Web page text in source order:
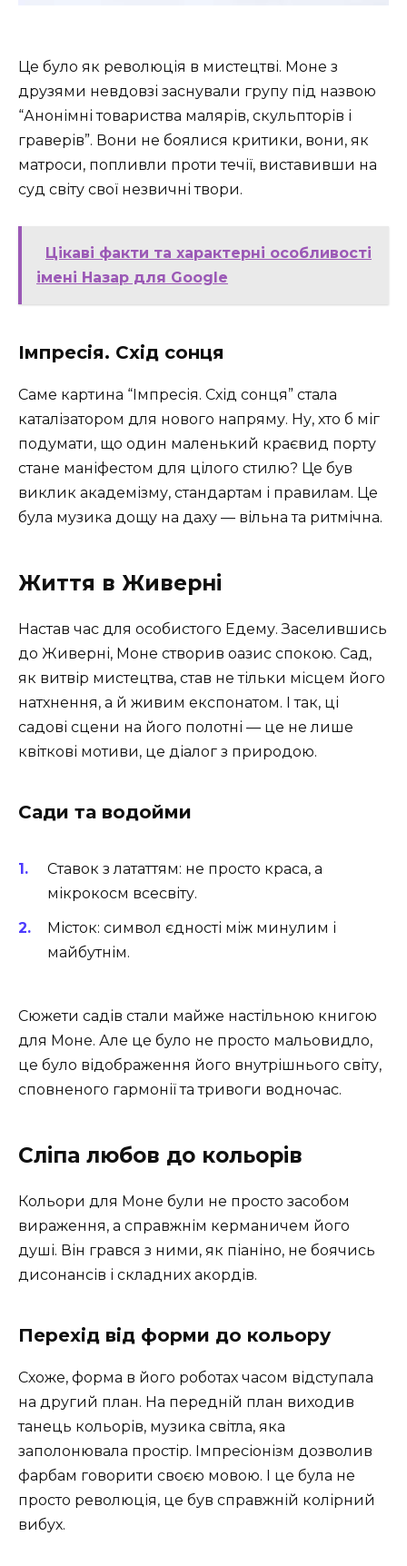
Це було як революція в мистецтві. Моне з
друзями невдовзі заснували групу під назвою
“Анонімні товариства малярів, скульпторів і
граверів”. Вони не боялися критики, вони, як
матроси, попливли проти течії, виставивши на
суд світу свої незвичні твори.
Цікаві факти та характерні особливості
імені Назар для Google
Імпресія. Схід сонця
Саме картина “Імпресія. Схід сонця” стала
каталізатором для нового напряму. Ну, хто б міг
подумати, що один маленький краєвид порту
стане маніфестом для цілого стилю? Це був
виклик академізму, стандартам і правилам. Це
була музика дощу на даху — вільна та ритмічна.
Життя в Живерні
Настав час для особистого Едему. Заселившись
до Живерні, Моне створив оазис спокою. Сад,
як витвір мистецтва, став не тільки місцем його
натхнення, а й живим експонатом. І так, ці
садові сцени на його полотні — це не лише
квіткові мотиви, це діалог з природою.
Сади та водойми
Ставок з лататтям: не просто краса, а
мікрокосм всесвіту.
Місток: символ єдності між минулим і
майбутнім.
Сюжети садів стали майже настільною книгою
для Моне. Але це було не просто мальовидло,
це було відображення його внутрішнього світу,
сповненого гармонії та тривоги водночас.
Сліпа любов до кольорів
Кольори для Моне були не просто засобом
вираження, а справжнім керманичем його
душі. Він грався з ними, як піаніно, не боячись
дисонансів і складних акордів.
Перехід від форми до кольору
Схоже, форма в його роботах часом відступала
на другий план. На передній план виходив
танець кольорів, музика світла, яка
заполонювала простір. Імпресіонізм дозволив
фарбам говорити своєю мовою. І це була не
просто революція, це був справжній колірний
вибух.